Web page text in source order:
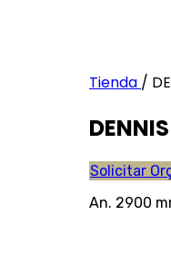
Tienda /
Solicitar
An. 2900